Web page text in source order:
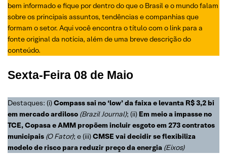
bem informado e fique por dentro do que o Brasil e o mundo falam
sobre os principais assuntos, tendências e companhias que
formam o setor. Aqui você encontra o título com o link para a
fonte original da notícia, além de uma breve descrição do
conteúdo.
Sexta-Feira 08 de Maio
Destaques: (i)Compass sai no ‘low’ da faixa e levanta R$ 3,2 bi
em mercado ardiloso (Brazil Journal); (ii) Em meio a impasse no
TCE, Copasa e AMM propõem incluir esgoto em 273 contratos
municipais (O Fator); e (iii)CMSE vai decidir se flexibiliza
modelo de risco para reduzir preço da energia (Eixos)